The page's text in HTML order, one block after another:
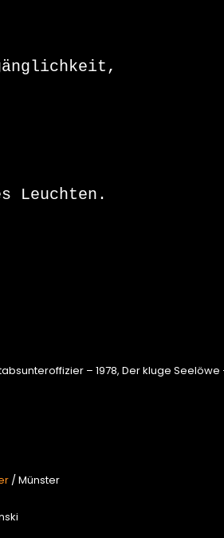
Leuchten.
– 1978, Der kluge Seelöwe
/ Münster